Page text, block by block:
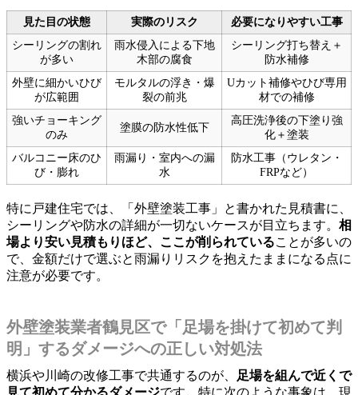
見た目の状態 実際のリスク
必要になりやすい工事
シーリングの割れ
が多い
雨水侵入による下地
木部の腐食
シーリング打ち替え＋
防水補修
外壁に細かいひび
が広範囲
モルタルの浮き・爆
裂の前兆
Uカット補修やひび専用
材での補修
強いチョーキング
のみ
塗膜の防水性低下
高圧洗浄後の下塗り強
化＋塗装
バルコニー床のひ
び・膨れ
雨漏り・室内への漏
水
防水工事（ウレタン・
FRPなど）
特に戸建住宅では、「外壁塗装工事」と書かれた見積書に、
シーリングや防水の詳細が一切ないケースが目立ちます。 相
場より安い見積もりほど、ここが削られていることが多いの
で、金額だけで選ぶと雨漏りリスクを抱えたままになる点に
注意が必要です。
外壁塗装業者鶴見区で「足場を掛けて初めて判
明」するダメージへの正しい対処法
横浜や川崎の改修工事で共通するのが、
足場を組んで近くで
見て初めて分かるダメージです。特に次のような事象は、現